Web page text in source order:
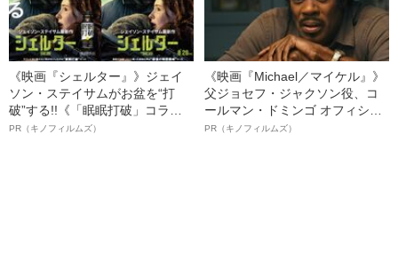
《映画『シェルター』》ジェイ
ソン・ステイサムがお盆を“打
破”する!!《「眠眠打破」コラ
ボ》
PR（キノフィルムズ）
《映画『Michael／マイケル』》
父ジョセフ・ジャクソン役、コ
ールマン・ドミンゴ オフィシャ
ルインタビュー“観客を魅了した
PR（キノフィルムズ）